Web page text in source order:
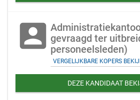
account_box gevraagd ter
personeelsleden)
VERGELIJKBARE KOPERS
DEZE KANDIDAAT